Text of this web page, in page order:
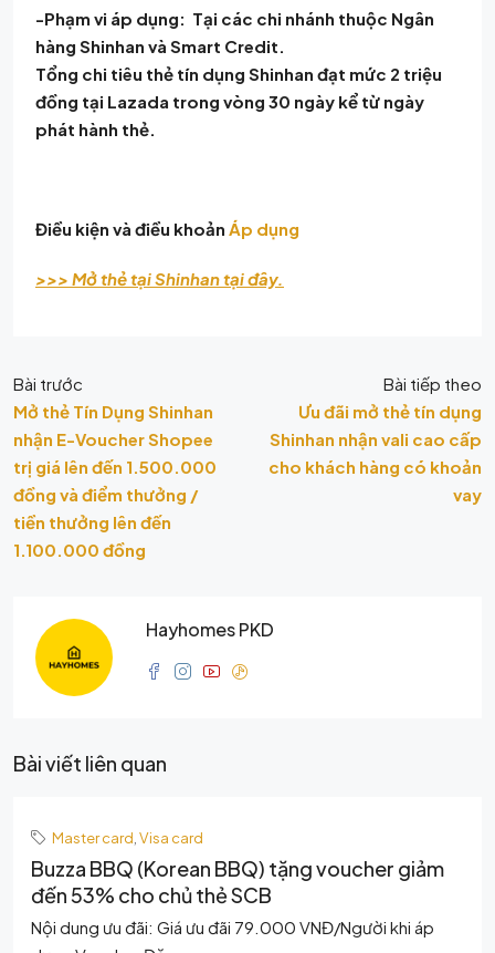
-Phạm vi áp dụng: Tại các chi nhánh thuộc Ngân
hàng Shinhan và Smart Credit.
Tổng chi tiêu thẻ tín dụng Shinhan đạt mức 2 triệu
đồng tại Lazada trong vòng 30 ngày kể từ ngày
phát hành thẻ.
Điều kiện và điều khoản Áp dụng
>>> Mở thẻ tại Shinhan tại đây.
Bài trước
Mở thẻ Tín Dụng Shinhan
nhận E-Voucher Shopee
trị giá lên đến 1.500.000
đồng và điểm thưởng /
tiền thưởng lên đến
1.100.000 đồng
Bài tiếp theo
Ưu đãi mở thẻ tín dụng
Shinhan nhận vali cao cấp
cho khách hàng có khoản
vay
Hayhomes PKD
Bài viết liên quan
Master card Visa card
Buzza BBQ (Korean BBQ) tặng voucher giảm
đến 53% cho chủ thẻ SCB
Nội dung ưu đãi: Giá ưu đãi 79.000 VNĐ/Người khi áp